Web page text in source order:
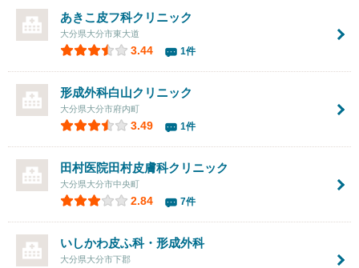
あきこ皮フ科クリニック
大分県大分市東大道
3.44 1件
形成外科白山クリニック
大分県大分市府内町
3.49 1件
田村医院田村皮膚科クリニック
大分県大分市中央町
2.84 7件
いしかわ皮ふ科・形成外科
大分県大分市下郡